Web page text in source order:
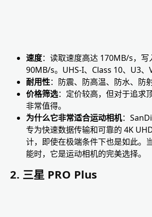
速度：读取速度高达 170MB/s，写
90MB/s。UHS-I、Class 10、U3、
耐用性：防震、防高温、防水、防射
价格筛选：定价较高，但对于追求
非常值得。
为什么它非常适合运动相机：
专为快速数据传输和可靠的 4K
计，即使在极端条件下也是如此。
能时，它是运动相机的完美选择。
2. 三星 PRO Plus